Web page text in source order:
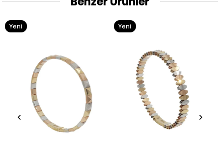
Yeni
Yeni